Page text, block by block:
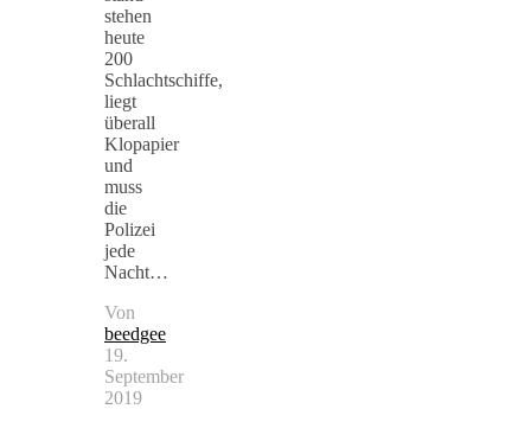
stehen
heute
200
Schlachtschiffe,
liegt
überall
Klopapier
und
muss
die
Polizei
jede
Nacht…
Von
beedgee
19.
September
2019